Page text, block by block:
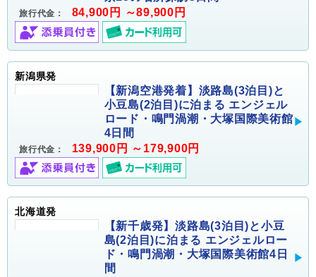
旅行代金： 84,900円 ～89,900円
新潟県発
【新潟空港発着】淡路島(3泊目)と
小豆島(2泊目)に泊まる エンジェル
ロード・鳴門渦潮・大塚国際美術館
4日間
旅行代金： 139,900円 ～179,900円
北海道発
【新千歳発】淡路島(3泊目)と小豆
島(2泊目)に泊まる エンジェルロー
ド・鳴門渦潮・大塚国際美術館4日
間